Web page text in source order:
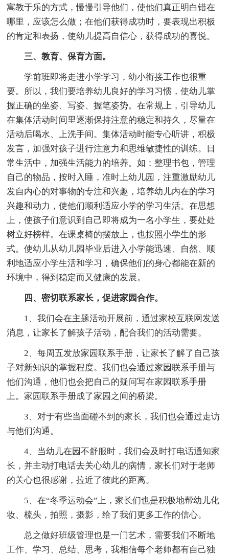
寓教于乐的方式，慢慢引导他们，使他们真正明白错在
哪里，应该怎么做；在他们获得成功时，要表现出积极
的肯定和表扬，使幼儿提高自信心，获得成功的喜悦。
三、教育、保育方面。
学前班即将走进小学学习，幼小衔接工作也很重
要。所以，我们要培养幼儿良好的学习习惯，使幼儿掌
握正确的坐姿、写姿、握笔姿势。在常规上，引导幼儿
在集体活动时间里逐渐保持注意的稳定和持久，尽量在
活动后喝水、上洗手间。集体活动时能专心听讲，积极
发言，加强对孩子进行注意力和思维敏捷性的训练。日
常生活中，加强生活能力的培养。如：整理书包，管理
自己的物品，按时入睡，准时上幼儿园，注重激励幼儿
发自内心的对事物的专注和兴趣，培养幼儿内在的学习
兴趣和动力，使他们顺利适应小学的学习生活。在思想
上，使孩子们意识到自己即将成为一名小学生，要处处
树立好榜样。在课桌椅的摆放上，也按照小学生的形
式。使幼儿从幼儿园毕业后进入小学能迅速、自然、顺
利地适应小学生活和学习，确保他们的身心都能在新的
环境中，得到稳定而又健康的发展。
四、密切联系家长，促进家园合作。
1、我们会在主题活动开展前，通过家校互联网发送
消息，让家长了解孩子活动，配合我们的活动需要。
2、每周五发放家园联系手册，让家长了解了自己孩
子对新知识的掌握程度。我们也会通过家园联系手册与
他们沟通，他们也会把自己的疑问写在家园联系手册
上。家园联系手册成了家园之间的桥梁。
3、对于有些当面碰不到的家长，我们也会通过走访
与他们沟通。
4、当幼儿在园不舒服时，我们会及时打电话通知家
长，并主动打电话去关心幼儿的病情，家长们对于老师
的关心也很感谢，拉近了彼此的距离。
5、在“冬季运动会”上，家长们也是积极地帮幼儿化
妆、梳头，拍照，摄影，给了我们更多工作的信心。
总之做好班级管理也是一门艺术，需要我们不断地
工作、学习、总结、思考，我相信每个老师都有自己独